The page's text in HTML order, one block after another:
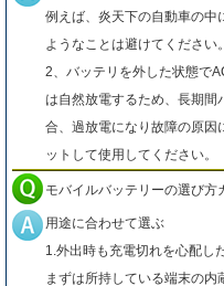
例えば、炎天下の自動車の中
ようなことは避けてください。
2、バッテリを外した状態で
は自然放電するため、長期間
合、過放電になり故障の原因
ットして使用してください。
モバイルバッテリーの選び方
用途に合わせて選ぶ
1.外出時も充電切れを心配し
まずは所持している端末の内